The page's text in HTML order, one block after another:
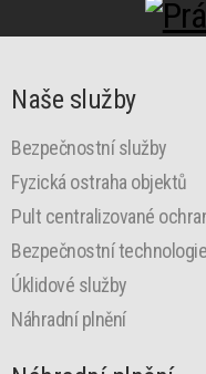
Naše služby
Bezpečnostní služby
Fyzická ostraha objektů
Pult centralizované
Bezpečnostní technologie
Úklidové služby
Náhradní plnění